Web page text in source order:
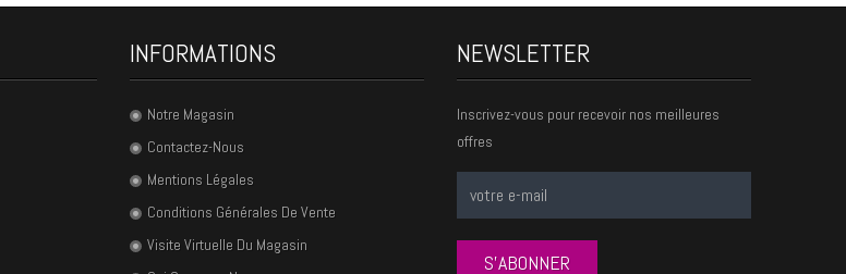
INFORMATIONS
Notre Magasin
Contactez-Nous
Mentions Légales
Conditions Générales De Vente
Visite Virtuelle Du Magasin
NEWSLETTER
Inscrivez-vous pour recevoir nos meilleures
offres
S'ABONNER